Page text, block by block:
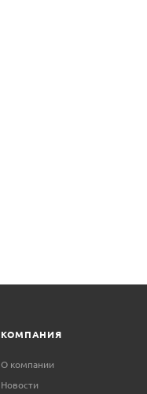
КОМПАНИЯ
О компании
Новости